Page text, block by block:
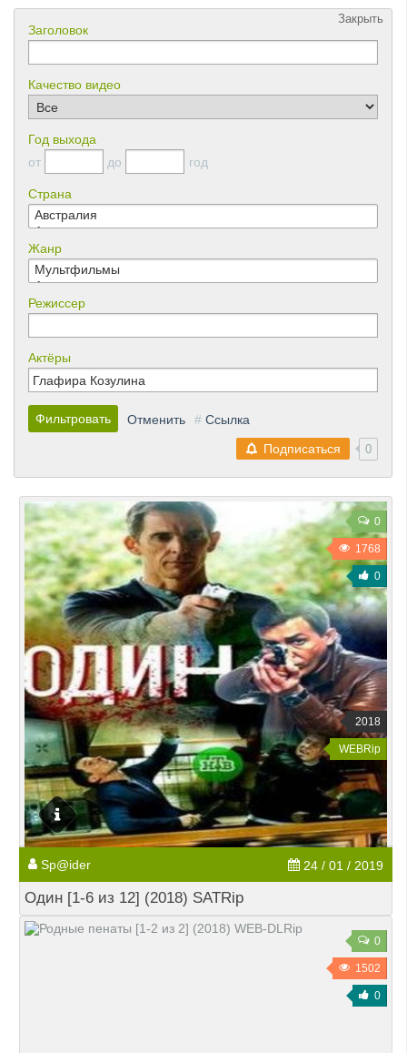
Закрыть
Заголовок
Качество видео
Год выхода
от
до год
Страна
Жанр
Режиссер
Актёры
Фильтровать Отменить # Ссылка
Подписаться
0
0
1768
0
2018
WEBRip
Sp@ider 24 / 01 / 2019
Один [1-6 из 12] (2018) SATRip
0
1502
0